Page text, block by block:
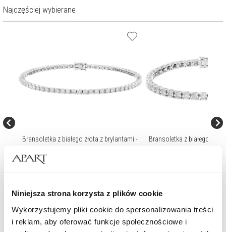
Niniejsza strona korzysta z plików cookie
Wykorzystujemy pliki cookie do spersonalizowania treści
i reklam, aby oferować funkcje społecznościowe i
Najczęściej wybierane
Bransoletka z białego złota z brylantami -
42 990zł
Bransoletka z białego
37 990zł